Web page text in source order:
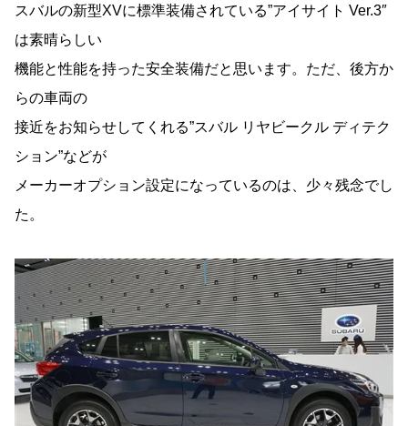
スバルの新型XVに標準装備されている”アイサイト Ver.3″
は素晴らしい
機能と性能を持った安全装備だと思います。ただ、後方か
らの車両の
接近をお知らせしてくれる”スバル リヤビークル ディテク
ション”などが
メーカーオプション設定になっているのは、少々残念でし
た。